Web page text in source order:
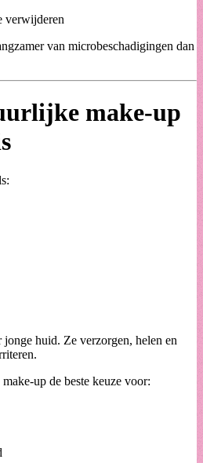
verwijderen
van microbeschadigingen dan
make-up
huid. Ze verzorgen, helen en
up de beste keuze voor: